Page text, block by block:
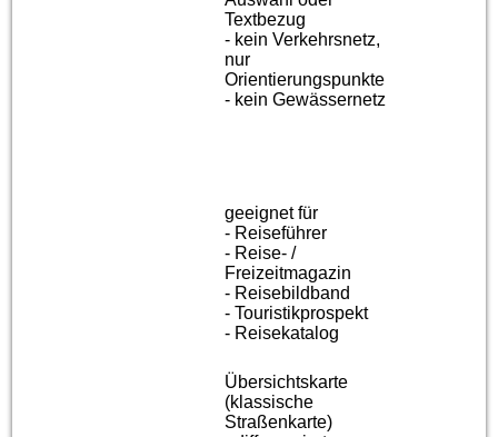
Textbezug
- kein Verkehrsnetz,
nur
Orientierungspunkte
- kein Gewässernetz
geeignet für
- Reiseführer
- Reise- /
Freizeitmagazin
- Reisebildband
- Touristikprospekt
- Reisekatalog
Übersichtskarte
(klassische
Straßenkarte)